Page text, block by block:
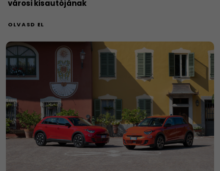
városi kisautójának
OLVASD EL